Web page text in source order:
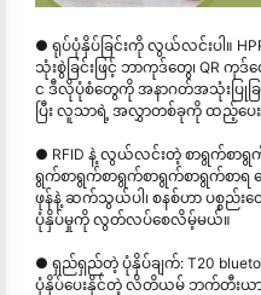
● ရုပ်ပုံနှိပ်ခြင်းကို လွယ်လင်းပါ။
သုံးစွဲခြင်းဖြင့် ဘာကုဒ်တွေ၊ QR ကုဒ်
င ဒီလိုပုံစံတွေကို အနာဂတ်အသုံးပြု
ပြီး လူသာရဲ့ အလွှာတစ်ခုကို ထည့်ပေ
● RFID နဲ့ လွယ်လင်းတဲ့ စာရွက်စာရွ
ရွက်စာရွက်စာရွက်စာရွက်စာရွက်စာ
ဖုန်နဲ့ ဆက်သွယ်ပါ၊ စနစ်ဟာ ပစ္စ
ပုံနှိပ်မှုကို လွတ်လပ်စေလိမ့်မယ်။
● ရှည်ရှည်တဲ့ ပုံနှိပ်ချက်: T20
ပုံနှိပ်ပေးနိုင်တဲ့ လိတိယမ် ဘက်တီးယ